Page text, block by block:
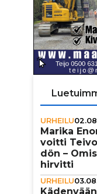
URHEILU
Marika
voitti
dön –
hirvitti
URHEILU